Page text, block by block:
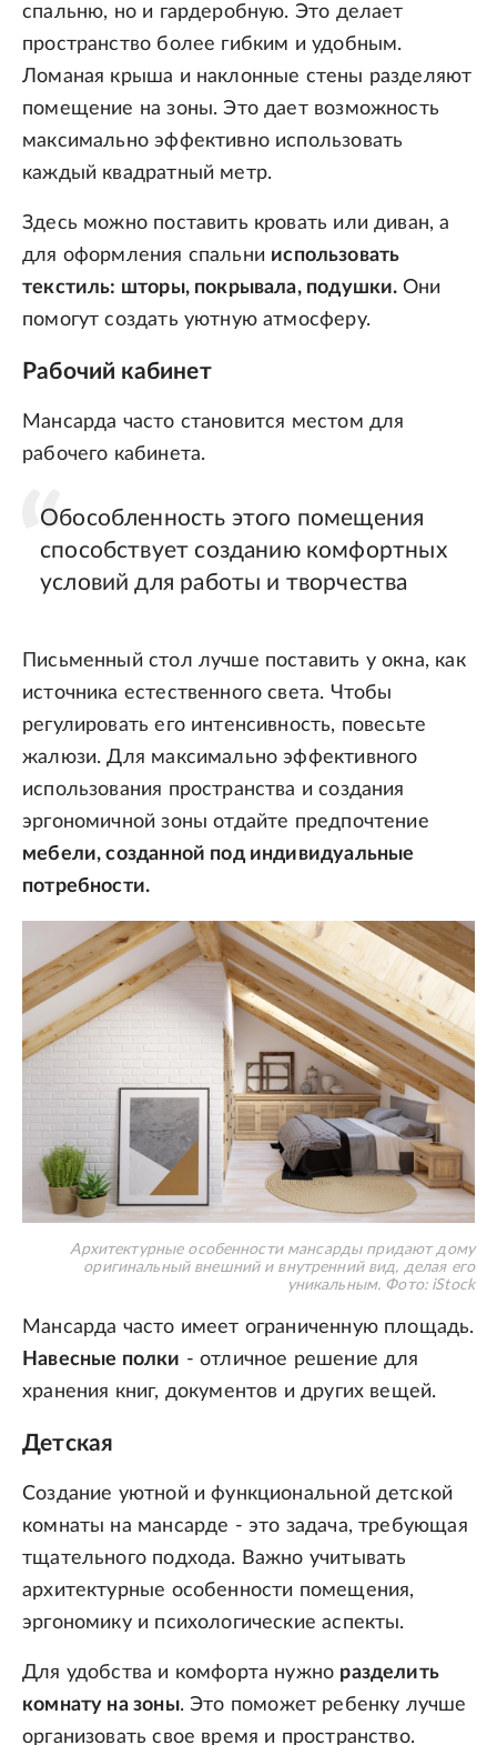
спальню, но и гардеробную. Это делает
пространство более гибким и удобным.
Ломаная крыша и наклонные стены разделяют
помещение на зоны. Это дает возможность
максимально эффективно использовать
каждый квадратный метр.
Здесь можно поставить кровать или диван, а
для оформления спальни использовать
текстиль: шторы, покрывала, подушки. Они
помогут создать уютную атмосферу.
Рабочий кабинет
Мансарда часто становится местом для
рабочего кабинета.
Обособленность этого помещения
способствует созданию комфортных
условий для работы и творчества
Письменный стол лучше поставить у окна, как
источника естественного света. Чтобы
регулировать его интенсивность, повесьте
жалюзи. Для максимально эффективного
использования пространства и создания
эргономичной зоны отдайте предпочтение
мебели, созданной под индивидуальные
потребности.
Архитектурные особенности мансарды придают дому
оригинальный внешний и внутренний вид, делая его
уникальным. Фото: iStock
Мансарда часто имеет ограниченную площадь.
Навесные полки - отличное решение для
хранения книг, документов и других вещей.
Детская
Создание уютной и функциональной детской
комнаты на мансарде - это задача, требующая
тщательного подхода. Важно учитывать
архитектурные особенности помещения,
эргономику и психологические аспекты.
Для удобства и комфорта нужно разделить
комнату на зоны. Это поможет ребенку лучше
организовать свое время и пространство.